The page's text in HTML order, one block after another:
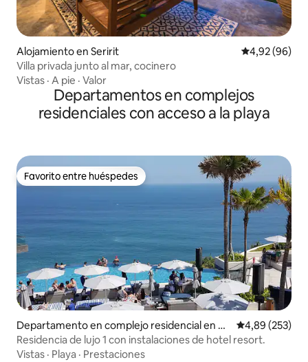
Alojamiento en Seririt Calificación
4,92 (96)
Villa privada junto al mar, cocinero
Vistas · A pie · Valor
Departamentos en complejos
residenciales con acceso a la playa
Favorito entre huéspedes
Favorito entre huéspedes
Departamento en complejo residencial en Ku
ta Selatan
Calificación
4,89 (253)
Residencia de lujo 1 con instalaciones de hotel resort.
Vistas · Playa · Prestaciones